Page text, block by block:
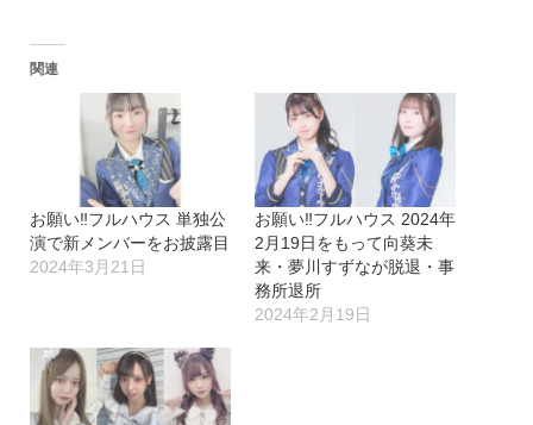
込
中…
関連
お願い‼︎フルハウス 単独公
演で新メンバーをお披露目
2024年3月21日
お願い‼︎フルハウス 2024年
2月19日をもって向葵未
来・夢川すずなが脱退・事
務所退所
2024年2月19日